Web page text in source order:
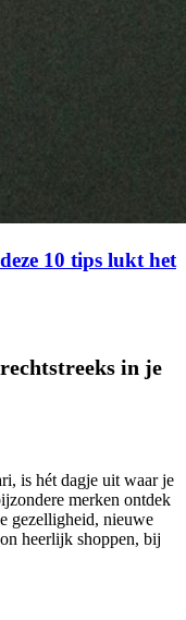
10 tips lukt het
in je
is hét dagje uit waar je
merken ontdek
gezelligheid, nieuwe
heerlijk shoppen, bij